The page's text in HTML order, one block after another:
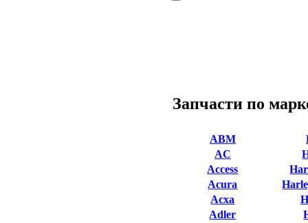
Запчасти по
ABM
AC
Access
Acura
Acxa
Adler